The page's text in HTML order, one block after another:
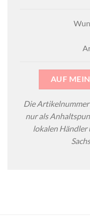
AUF
Die
nur als
lokalen Händler